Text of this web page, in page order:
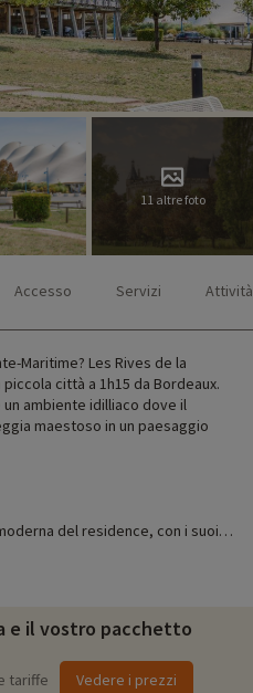
11 altre foto
Accesso Servizi Attività
Maritime? Les Rives de la
città a 1h15 da Bordeaux.
ambiente idilliaco dove il
maestoso in un paesaggio
del residence, con i suoi
in monolocali o appartamenti che
e servizi per rendere il vostro
accesso Wi-Fi, baby
e il vostro pacchetto
tariffe Vedere i prezzi